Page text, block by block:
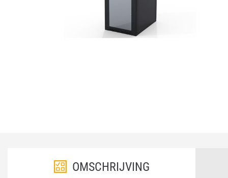
OMSCHRIJVING